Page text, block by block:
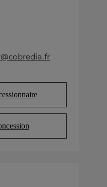
new tab)
in new tab)
in new tab)